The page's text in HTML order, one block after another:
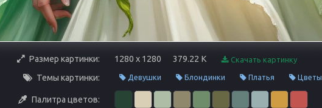
Размер картинки: 1280 x 1280 379.22 K Скачать картинку
Темы картинки: Девушки Блондинки Платья Цветы
Палитра цветов: